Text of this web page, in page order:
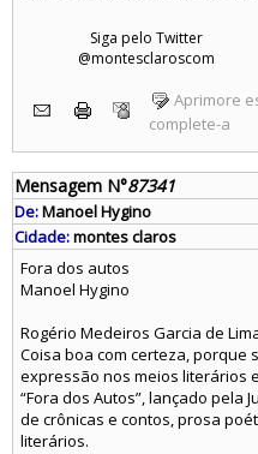
Siga pelo Twitter
@montesclaroscom
Aprimore
complete-a
Mensagem N°87341
De:Manoel Hygino
Cidade:montes claros
Fora dos autos
Manoel Hygino
Rogério Medeiros Garcia de
Coisa boa com certeza, porque
expressão nos meios literários
“Fora dos Autos”, lançado pela
de crônicas e contos, prosa
literários.